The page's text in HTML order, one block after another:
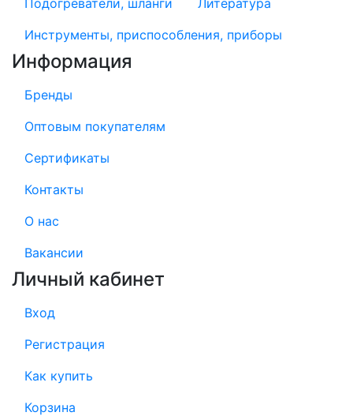
Подогреватели, шланги
Литература
Инструменты, приспособления, приборы
Информация
Бренды
Оптовым покупателям
Сертификаты
Контакты
О нас
Вакансии
Личный кабинет
Вход
Регистрация
Как купить
Корзина